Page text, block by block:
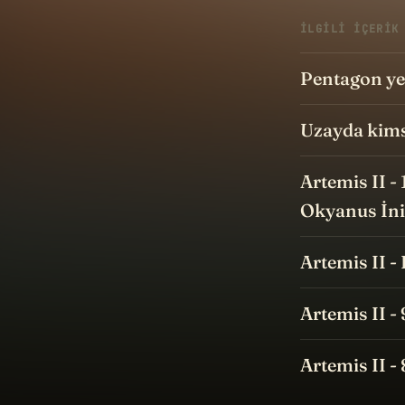
İLGILI IÇERIK
Pentagon
Uzayda
Artemis II -
Okyanus
Artemis II -
Artemis II -
Artemis II -